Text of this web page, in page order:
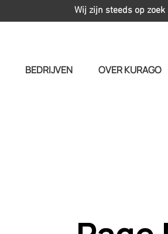
Wij zijn steeds op
BEDRIJVEN OVER KURAGO